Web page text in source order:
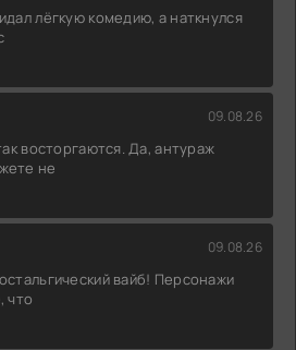
лёгкую комедию, а наткнулся
09.08.26
восторгаются. Да, антураж
не
09.08.26
вайб! Персонажи
что